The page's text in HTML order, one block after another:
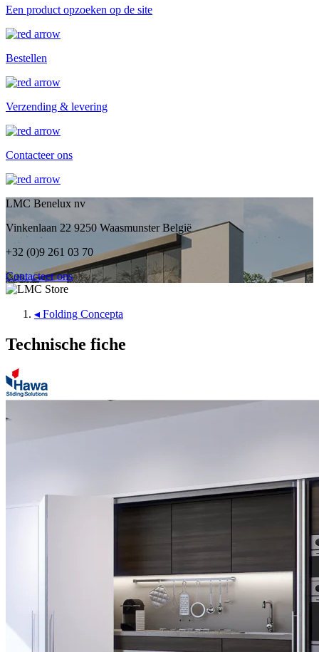
Een product opzoeken op de site
Bestellen
Verzending & levering
Contacteer ons
LMC Benelux nv
Vinkenlaan 22 9250 Waasmunster België
+32 (0)9 261 03 70
Contacteer ons
◂ Folding Concepta
Technische fiche